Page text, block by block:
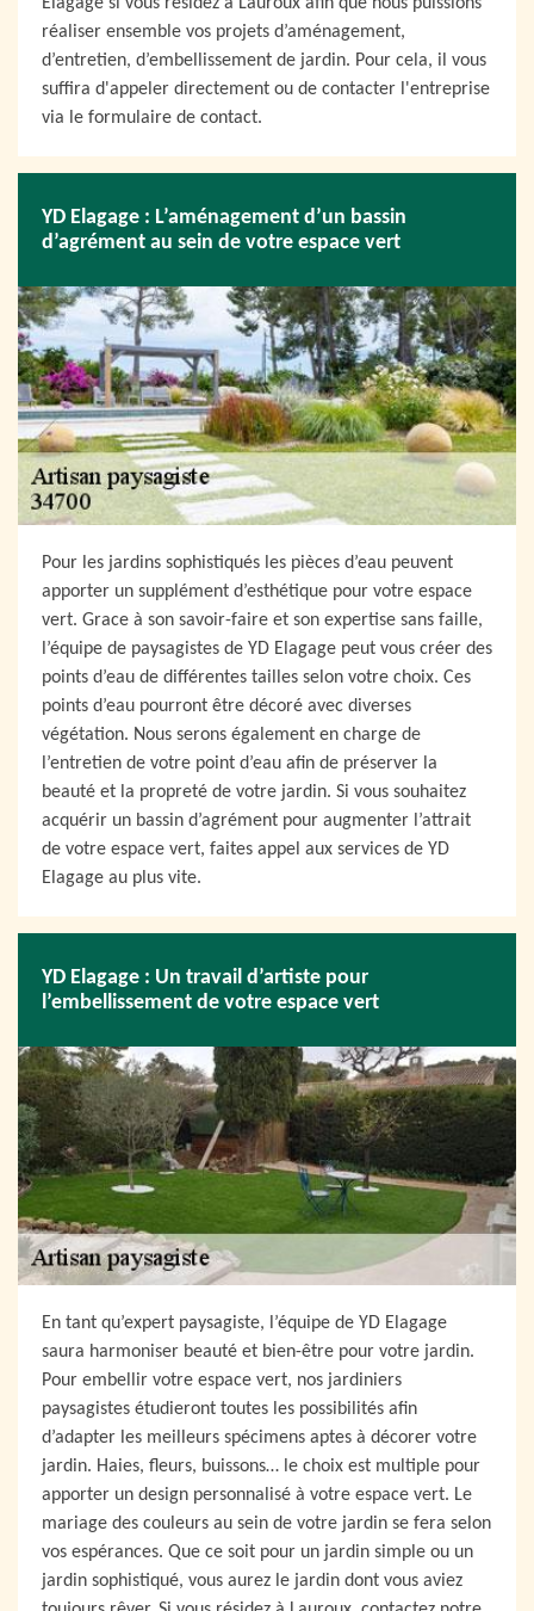
réaliser ensemble vos projets d’aménagement,
d’entretien, d’embellissement de jardin. Pour cela, il vous
suffira d'appeler directement ou de contacter l'entreprise
via le formulaire de contact.
YD Elagage : L’aménagement d’un bassin
d’agrément au sein de votre espace vert
Pour les jardins sophistiqués les pièces d’eau peuvent
apporter un supplément d’esthétique pour votre espace
vert. Grace à son savoir-faire et son expertise sans faille,
l’équipe de paysagistes de YD Elagage peut vous créer des
points d’eau de différentes tailles selon votre choix. Ces
points d’eau pourront être décoré avec diverses
végétation. Nous serons également en charge de
l’entretien de votre point d’eau afin de préserver la
beauté et la propreté de votre jardin. Si vous souhaitez
acquérir un bassin d’agrément pour augmenter l’attrait
de votre espace vert, faites appel aux services de YD
Elagage au plus vite.
YD Elagage : Un travail d’artiste pour
l’embellissement de votre espace vert
En tant qu’expert paysagiste, l’équipe de YD Elagage
saura harmoniser beauté et bien-être pour votre jardin.
Pour embellir votre espace vert, nos jardiniers
paysagistes étudieront toutes les possibilités afin
d’adapter les meilleurs spécimens aptes à décorer votre
jardin. Haies, fleurs, buissons… le choix est multiple pour
apporter un design personnalisé à votre espace vert. Le
mariage des couleurs au sein de votre jardin se fera selon
vos espérances. Que ce soit pour un jardin simple ou un
jardin sophistiqué, vous aurez le jardin dont vous aviez